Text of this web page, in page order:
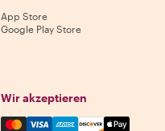
App Store
Google Play Store
Wir akzeptieren
Mastercard, Visa, Amex,